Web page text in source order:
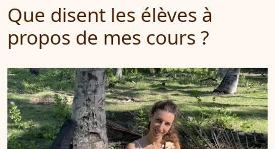
Que disent les élèves à
propos de mes cours ?